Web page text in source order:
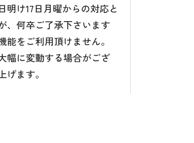
け17日月曜からの対応と
、何卒ご了承下さいます
をご利用頂けません。
幅に変動する場合がござ
ます。